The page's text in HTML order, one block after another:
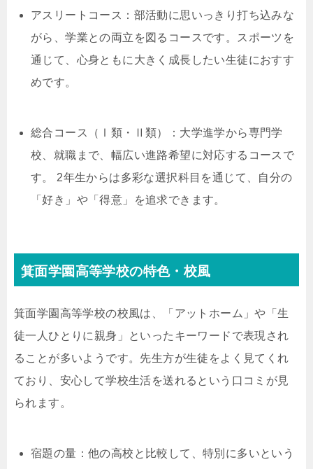
アスリートコース：部活動に思いっきり打ち込みな
がら、学業との両立を図るコースです。スポーツを
通じて、心身ともに大きく成長したい生徒におすす
めです。
総合コース（Ⅰ類・Ⅱ類）：大学進学から専門学
校、就職まで、幅広い進路希望に対応するコースで
す。 2年生からは多彩な選択科目を通じて、自分の
「好き」や「得意」を追求できます。
箕面学園高等学校の特色・校風
箕面学園高等学校の校風は、「アットホーム」や「生
徒一人ひとりに親身」といったキーワードで表現され
ることが多いようです。先生方が生徒をよく見てくれ
ており、安心して学校生活を送れるという口コミが見
られます。
宿題の量：他の高校と比較して、特別に多いという